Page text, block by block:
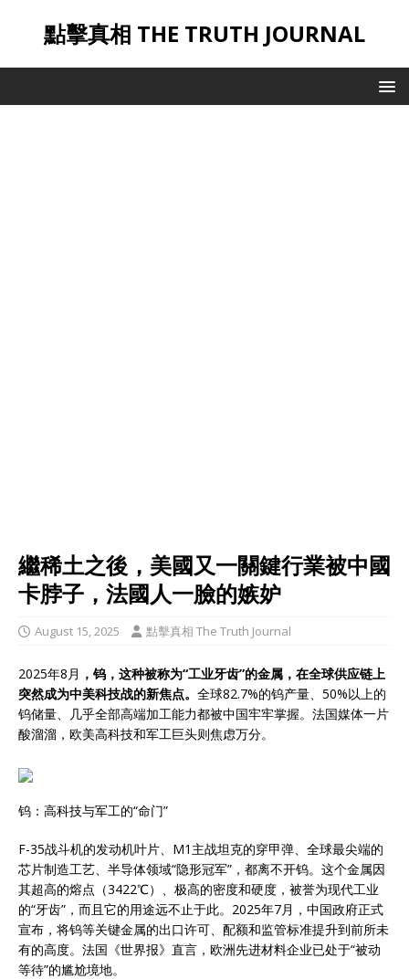
點擊真相 THE TRUTH JOURNAL
繼稀土之後，美國又一關鍵行業被中國
卡脖子，法國人一臉的嫉妒
August 15, 2025 點擊真相 The Truth Journal
2025年8月 ，钨，这种被称为“工业牙齿”的金属，在全球供应链上
突然成为中美科技战的新焦点。 全球82.7%的钨产量、50%以上的
钨储量、几乎全部高端加工能力都被中国牢牢掌握。法国媒体一片
酸溜溜，欧美高科技和军工巨头则焦虑万分。
钨：高科技与军工的“命门”
F-35战斗机的发动机叶片、M1主战坦克的穿甲弹、全球最尖端的
芯片制造工艺、半导体领域“隐形冠军”，都离不开钨。这个金属因
其超高的熔点（3422℃）、极高的密度和硬度，被誉为现代工业
的“牙齿”，而且它的用途远不止于此。2025年7月，中国政府正式
宣布，将钨等关键金属的出口许可、配额和监管标准提升到前所未
有的高度。法国《世界报》直言，欧洲先进材料企业已处于“被动
等待”的尴尬境地。